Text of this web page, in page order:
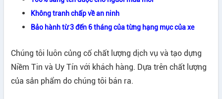
Không tranh chấp về an ninh
Bảo hành từ 3 đến 6 tháng của từng hạng mục của xe
Chúng tôi luôn củng cố chất lượng dịch vụ và tạo dựng
Niềm Tin và Uy Tín với khách hàng. Dựa trên chất lượng
của sản phẩm do chúng tôi bán ra.